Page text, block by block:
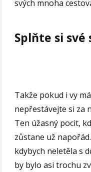
svých mnoha
Splňte si své
Takže pokud i vy
nepřestávejte si za
Ten úžasný pocit,
zůstane už
kdybych neletěla s
by bylo asi trochu